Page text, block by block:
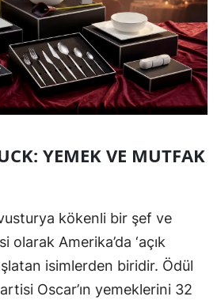
YEMEK VE MUTFAK
kökenli bir şef ve
Amerika’da ‘açık
isimlerden biridir. Ödül
Oscar’ın yemeklerini 32